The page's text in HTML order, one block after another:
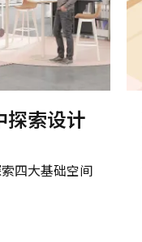
探索设计
四大基础空间